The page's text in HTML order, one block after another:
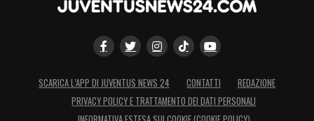
SCARICA L’APP DI JUVENTUS NEWS 24 CONTATTI
REDAZIONE
PRIVACY POLICY E TRATTAMENTO DEI DATI PERSONALI